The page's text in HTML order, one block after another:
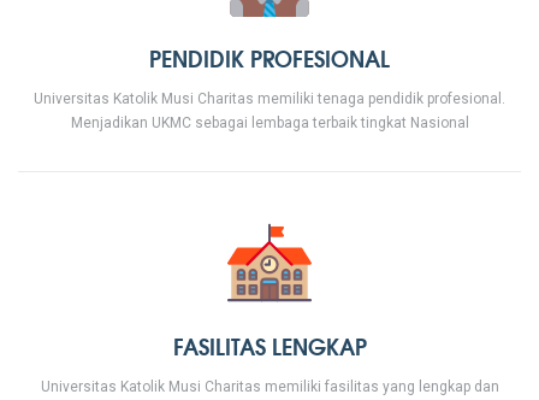
PENDIDIK PROFESIONAL
Universitas Katolik Musi Charitas memiliki tenaga pendidik profesional.
Menjadikan UKMC sebagai lembaga terbaik tingkat Nasional
FASILITAS LENGKAP
Universitas Katolik Musi Charitas memiliki fasilitas yang lengkap dan